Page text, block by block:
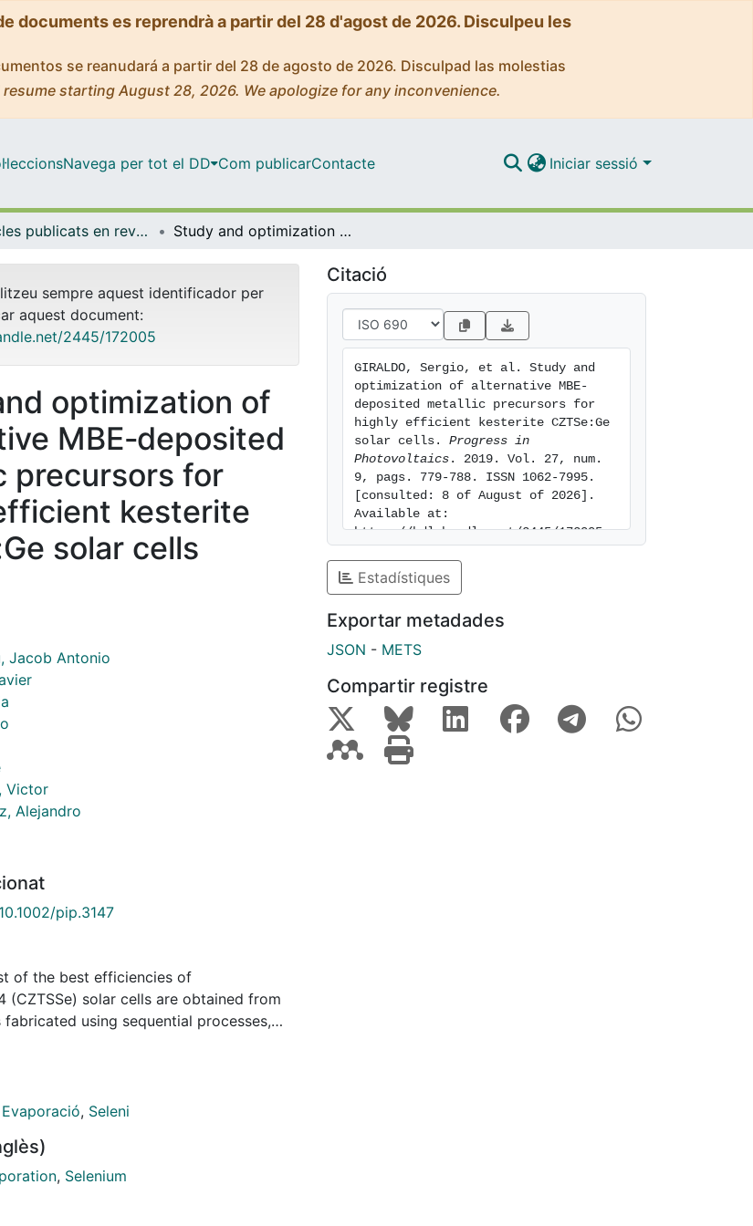
documents es reprendrà a partir del 28 d'agost de 2026. Disculpeu les
se reanudará a partir del 28 de agosto de 2026. Disculpad las molestias
starting August 28, 2026. We apologize for any inconvenience.
Navega per tot el DD Com publicarContacte Iniciar sessió
Articles publicats en revistes (Enginyeria Electrònica i Biomèdica) Study and optimization of alternative MBE‐deposited metallic precursors for highly efficient kesterite CZTSe:Ge solar cells
sempre aquest identificador per
aquest document:
2445/172005
optimization of
MBE‐deposited
precursors for
kesterite
solar cells
Jacob Antonio
Victor
Alejandro
pip.3147
of the best efficiencies of
(CZTSSe) solar cells are obtained from
using sequential processes,
of metallic stack precursors,
atmosphere. The sputtering technique is
the easy growth of metallic layers,
roughness can sometimes be an issue
in the final layers.
advantages to obtain high‐quality
Evaporació, Seleni
, Selenium
Citació
GIRALDO, Sergio, et al. Study and
optimization of alternative MBE‐
deposited metallic precursors for
highly efficient kesterite CZTSe:Ge
solar cells. Progress in
Photovoltaics . 2019. Vol. 27, num.
9, pags. 779-788. ISSN 1062-7995.
[consulted: 8 of August of 2026].
Available at:
https://hdl.handle.net/2445/172005
Estadístiques
Exportar metadades
JSON - METS
Compartir registre